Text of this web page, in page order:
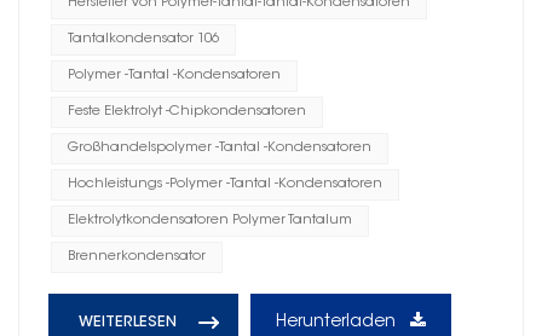
Hersteller Von Polymer-Tantal-Tantal-Kondensatoren
Tantalkondensator 106
Polymer -Tantal -Kondensatoren
Feste Elektrolyt -Chipkondensatoren
Großhandelspolymer -Tantal -Kondensatoren
Hochleistungs -Polymer -Tantal -Kondensatoren
Elektrolytkondensatoren Polymer Tantalum
Brennerkondensator
WEITERLESEN Herunterladen